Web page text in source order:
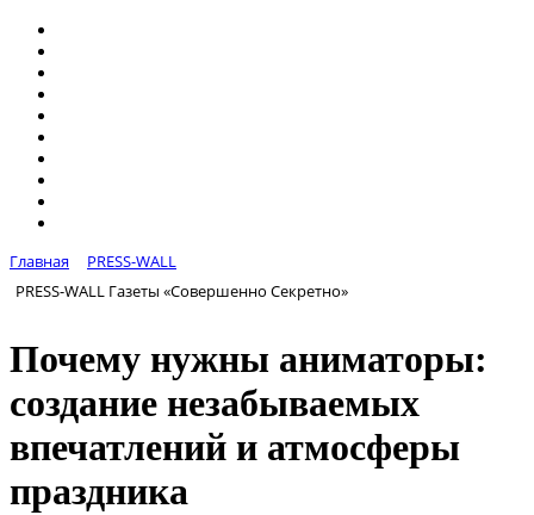
Главная
PRESS-WALL
PRESS-WALL Газеты «Совершенно Секретно»
Почему нужны аниматоры:
создание незабываемых
впечатлений и атмосферы
праздника